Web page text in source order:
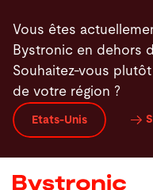
au
contenu
principal
Vous êtes
Bystronic en dehors
Souhaitez-vous
de votre région ?
Etats-Unis
Machines et
Services